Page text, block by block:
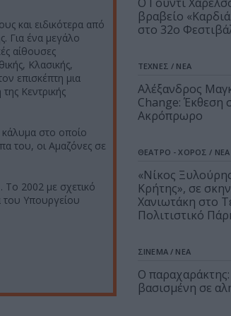
και ειδικότερα από
Για ένα μεγάλο
αίθουσες
Κλασικής,
επισκέπτη μια
Κεντρικής
στο οποίο
του, οι Αμαζόνες σε
Το 2002 με σχετικό
του Υπουργείου
βραβείο
στο 32ο
ΤΕΧΝΕΣ / ΝΕΑ
Αλέξανδρος
Change: Έκθεση
Ακρόπρωρο
ΘΕΑΤΡΟ - ΧΟΡΟΣ / ΝΕΑ
«Νίκος
Κρήτης», σε
Χανιωτάκη στο
Πολιτιστικό
ΣΙΝΕΜΑ / ΝΕΑ
Ο
βασισμένη σε